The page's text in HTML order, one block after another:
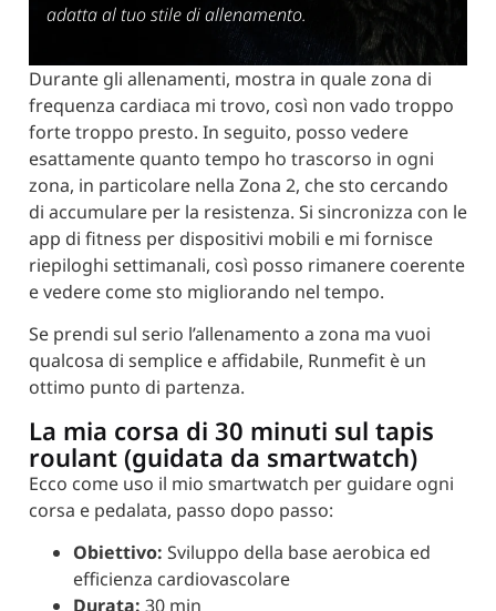
adatta al tuo stile di allenamento.
Durante gli allenamenti, mostra in quale zona di
frequenza cardiaca mi trovo, così non vado troppo
forte troppo presto. In seguito, posso vedere
esattamente quanto tempo ho trascorso in ogni
zona, in particolare nella Zona 2, che sto cercando
di accumulare per la resistenza. Si sincronizza con le
app di fitness per dispositivi mobili e mi fornisce
riepiloghi settimanali, così posso rimanere coerente
e vedere come sto migliorando nel tempo.
Se prendi sul serio l’allenamento a zona ma vuoi
qualcosa di semplice e affidabile, Runmefit è un
ottimo punto di partenza.
La mia corsa di 30 minuti sul tapis
roulant (guidata da smartwatch)
Ecco come uso il mio smartwatch per guidare ogni
corsa e pedalata, passo dopo passo:
Obiettivo: Sviluppo della base aerobica ed
efficienza cardiovascolare
Durata: 30 min